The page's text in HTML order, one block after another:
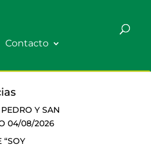
Contacto
Y SAN
04/08/2026
“SOY